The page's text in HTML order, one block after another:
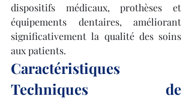
dispositifs médicaux, prothèses et
équipements dentaires, améliorant
significativement la qualité des soins
aux patients.
Caractéristiques
Techniques de